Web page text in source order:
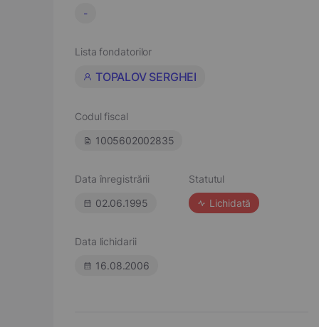
-
Lista fondatorilor
TOPALOV SERGHEI
Codul fiscal
1005602002835
Data înregistrării
02.06.1995
Statutul
Lichidată
Data lichidarii
16.08.2006